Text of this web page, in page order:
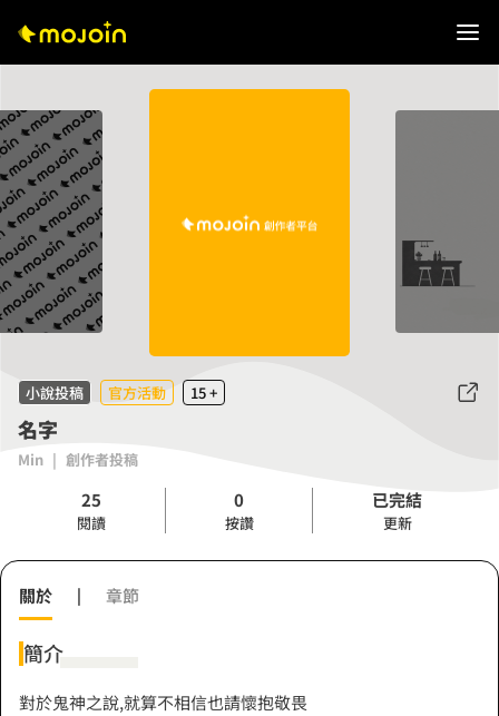
小說投稿 官方活動 15 +
名字
Min | 創作者投稿
25
閱讀
0
按讚
已完結
更新
關於 | 章節
簡介
對於鬼神之說,就算不相信也請懷抱敬畏